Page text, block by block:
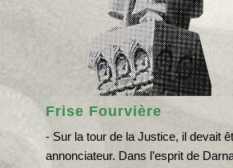
Frise Fourvière
- Sur la tour de la Justice, il devait
annonciateur. Dans l’esprit de